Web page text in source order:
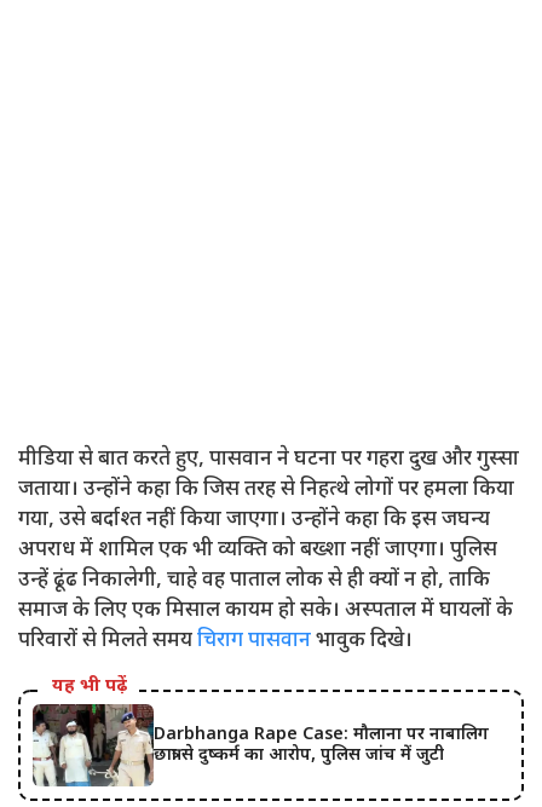
मीडिया से बात करते हुए, पासवान ने घटना पर गहरा दुख और गुस्सा
जताया। उन्होंने कहा कि जिस तरह से निहत्थे लोगों पर हमला किया
गया, उसे बर्दाश्त नहीं किया जाएगा। उन्होंने कहा कि इस जघन्य
अपराध में शामिल एक भी व्यक्ति को बख्शा नहीं जाएगा। पुलिस
उन्हें ढूंढ निकालेगी, चाहे वह पाताल लोक से ही क्यों न हो, ताकि
समाज के लिए एक मिसाल कायम हो सके। अस्पताल में घायलों के
परिवारों से मिलते समयचिराग पासवानभावुक दिखे।
यह भी पढ़ें
Darbhanga Rape Case: मौलाना पर नाबालिग
छात्रा से दुष्कर्म का आरोप, पुलिस जांच में जुटी